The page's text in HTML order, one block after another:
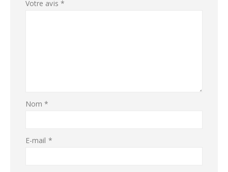
Votre avis *
Nom*
E-mail *